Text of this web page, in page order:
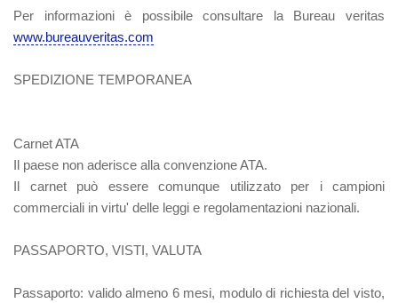
Per informazioni è possibile consultare la Bureau veritas
www.bureauveritas.com
SPEDIZIONE TEMPORANEA
Carnet ATA
Il paese non aderisce alla convenzione ATA.
Il carnet può essere comunque utilizzato per i campioni
commerciali in virtu' delle leggi e regolamentazioni nazionali.
PASSAPORTO, VISTI, VALUTA
Passaporto: valido almeno 6 mesi, modulo di richiesta del visto,